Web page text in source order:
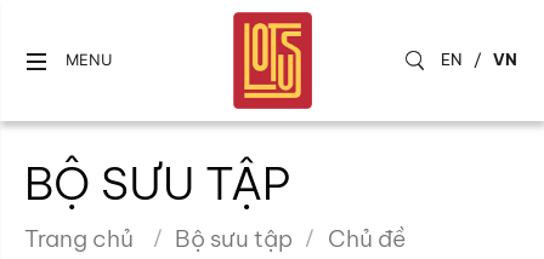
MENU EN / VN
BỘ SƯU TẬP
Trang chủ Bộ sưu tập
Chủ đề